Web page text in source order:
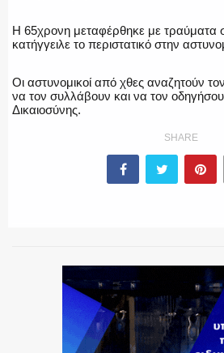
ΕΚΑΒ
ΟΠΛΑ/ΕΞΟΠΛΙΣΜΟΣ
Η 65χρονη μεταφέρθηκε με τραύματα
κατήγγειλε το περιστατικό στην
Οι αστυνομικοί από χθες αναζητούν
να τον συλλάβουν και να τον
Δικαιοσύνης.
SHARE